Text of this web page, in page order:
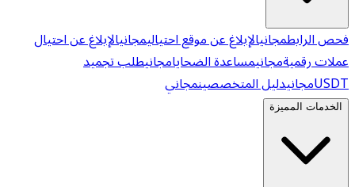
فحص الرابطمجانيالإبلاغ عن موقع احتياليمجانيالإبلاغ عن احتيال
عملات رقميةمجانيمساعدة الضحايامجانيطلب تجميد
USDTمجانيدليل المتخصصينمجاني
الخدمات المميزة